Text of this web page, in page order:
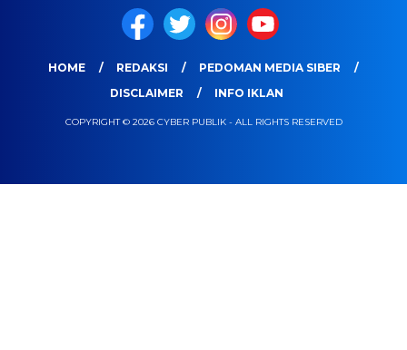
HOME REDAKSI
PEDOMAN MEDIA SIBER
DISCLAIMER
INFO IKLAN
COPYRIGHT © 2026 CYBER PUBLIK - ALL RIGHTS RESERVED